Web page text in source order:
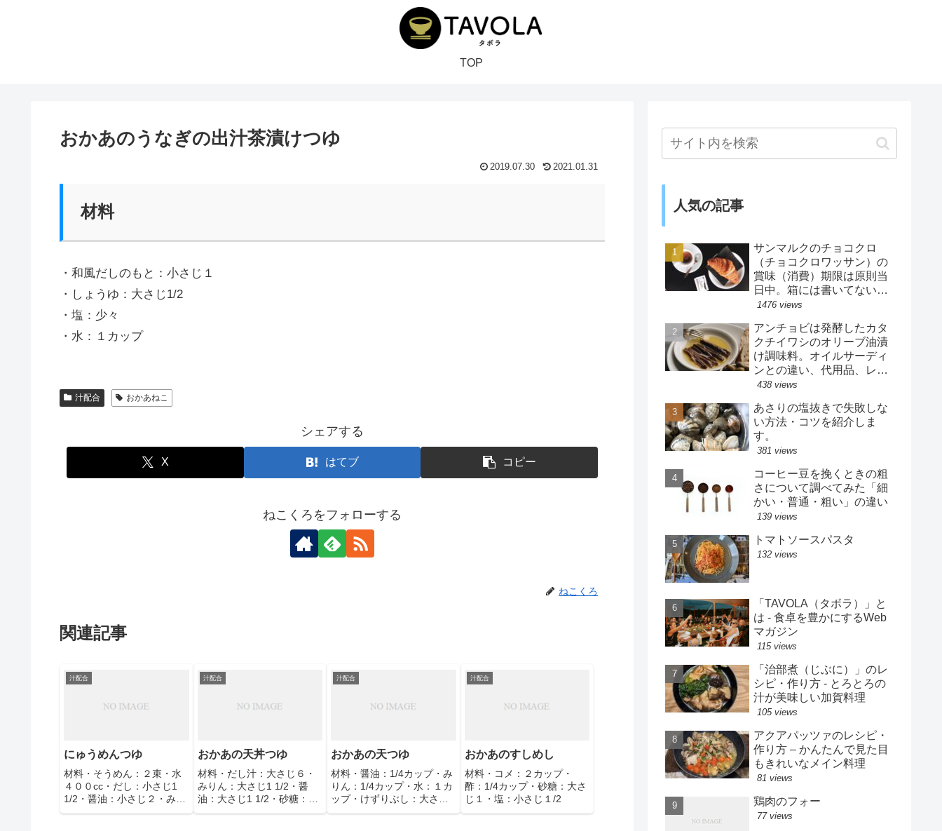
TOP
おかあのうなぎの出汁茶漬けつゆ
2019.07.30 2021.01.31
材料
・和風だしのもと：小さじ１
・しょうゆ：大さじ1/2
・塩：少々
・水：１カップ
汁配合 おかあねこ
シェアする
X はてブ コピー
ねこくろをフォローする
ねこくろ
関連記事
汁配合
にゅうめんつゆ
材料・そうめん：２束・水
４００cc・だし：小さじ1
1/2・醤油：小さじ２・みり
ん：小さじ２・塩：ひとつ
汁配合
おかあの天丼つゆ
材料・だし汁：大さじ６・
みりん：大さじ1 1/2・醤
油：大さじ1 1/2・砂糖：大
さじ1/2＋小さじ１
汁配合
おかあの天つゆ
材料・醤油：1/4カップ・み
りん：1/4カップ・水：１カ
ップ・けずりぶし：大さじ
２
汁配合
おかあのすしめし
材料・コメ：２カップ・
酢：1/4カップ・砂糖：大さ
じ１・塩：小さじ１/2
人気の記事
サンマルクのチョコクロ
（チョコクロワッサン）の
賞味（消費）期限は原則当
日中。箱には書いてないの
で注意
1476 views
アンチョビは発酵したカタ
クチイワシのオリーブ油漬
け調味料。オイルサーディ
ンとの違い、代用品、レシ
ピを紹介。
438 views
あさりの塩抜きで失敗しな
い方法・コツを紹介しま
す。
381 views
コーヒー豆を挽くときの粗
さについて調べてみた「細
かい・普通・粗い」の違い
139 views
トマトソースパスタ
132 views
「TAVOLA（タボラ）」と
は - 食卓を豊かにするWeb
マガジン
115 views
「治部煮（じぶに）」のレ
シピ・作り方 - とろとろの
汁が美味しい加賀料理
105 views
アクアパッツァのレシピ・
作り方 – かんたんで見た目
もきれいなメイン料理
81 views
鶏肉のフォー
77 views